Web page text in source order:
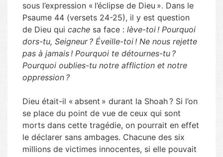
sous l’expression « l’éclipse de Dieu ». Dans le
Psaume 44 (versets 24-25), il y est question
de Dieu qui cache sa face : lève-toi ! Pourquoi
dors-tu, Seigneur ? Éveille-toi ! Ne nous rejette
pas à jamais ! Pourquoi te détournes-tu ?
Pourquoi oublies-tu notre affliction et notre
oppression ?
Dieu était-il « absent » durant la Shoah ? Si l’on
se place du point de vue de ceux qui sont
morts dans cette tragédie, on pourrait en effet
le déclarer sans ambages. Chacune des six
millions de victimes innocentes, si elle pouvait